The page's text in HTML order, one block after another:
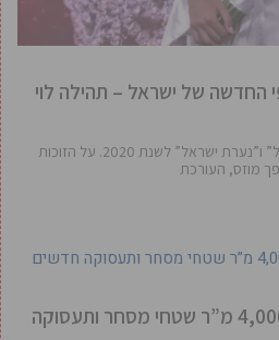
החדשה של ישראל – תהילה לוי
היום הוכרזו “מלכת היופי של ישראל” ו”נערת ישראל” לשנת 2020. על הזוכות
מוזס, העורכת
פרויקט ענק אושר בלוד: 4,000 מ”ר שטחי מסחר ותעסוקה